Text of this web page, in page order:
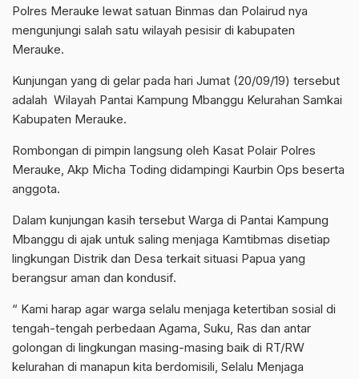
Polres Merauke lewat satuan Binmas dan Polairud nya
mengunjungi salah satu wilayah pesisir di kabupaten
Merauke.
Kunjungan yang di gelar pada hari Jumat (20/09/19) tersebut
adalah Wilayah Pantai Kampung Mbanggu Kelurahan Samkai
Kabupaten Merauke.
Rombongan di pimpin langsung oleh Kasat Polair Polres
Merauke, Akp Micha Toding didampingi Kaurbin Ops beserta
anggota.
Dalam kunjungan kasih tersebut Warga di Pantai Kampung
Mbanggu di ajak untuk saling menjaga Kamtibmas disetiap
lingkungan Distrik dan Desa terkait situasi Papua yang
berangsur aman dan kondusif.
“ Kami harap agar warga selalu menjaga ketertiban sosial di
tengah-tengah perbedaan Agama, Suku, Ras dan antar
golongan di lingkungan masing-masing baik di RT/RW
kelurahan di manapun kita berdomisili, Selalu Menjaga